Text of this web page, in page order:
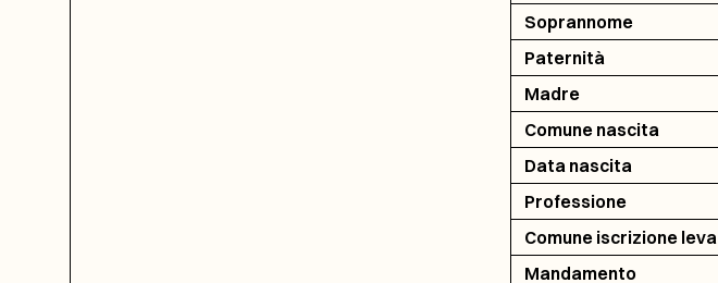
Soprannome
Paternità
Madre
Comune nascita
Data nascita
Professione
Comune iscrizione leva
Mandamento